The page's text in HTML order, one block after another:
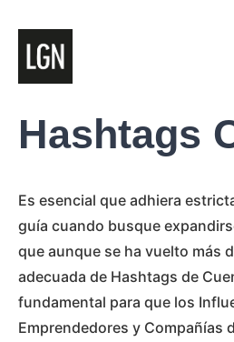
Hashtags
Es esencial que adhiera
guía cuando busque
que aunque se ha vuelto más
adecuada de Hashtags de
fundamental para que los
Emprendedores y Compañías